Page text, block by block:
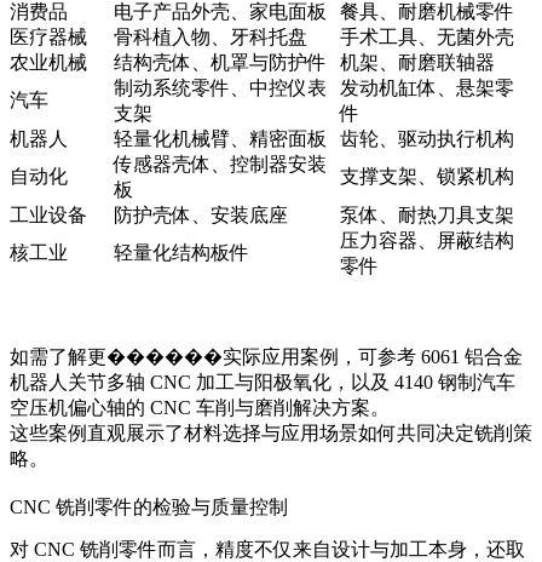
消费品
电子产品外壳、家电面板
餐具、耐磨机械零件
医疗器械
骨科植入物、牙科托盘
手术工具、无菌外壳
农业机械
结构壳体、机罩与防护件
机架、耐磨联轴器
汽车
制动系统零件、中控仪表
支架
发动机缸体、悬架零
件
机器人
轻量化机械臂、精密面板
齿轮、驱动执行机构
自动化
传感器壳体、控制器安装
板
支撑支架、锁紧机构
工业设备
防护壳体、安装底座
泵体、耐热刀具支架
核工业
轻量化结构板件
压力容器、屏蔽结构
零件
如需了解更������实际应用案例，可参考 6061 铝合金
机器人关节多轴 CNC 加工与阳极氧化 ，以及 4140 钢制汽车
空压机偏心轴的 CNC 车削与磨削解决方案。
这些案例直观展示了材料选择与应用场景如何共同决定铣削策
略。
CNC 铣削零件的检验与质量控制
对 CNC 铣削零件而言，精度不仅来自设计与加工本身，还取